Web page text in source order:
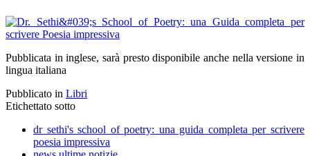
Pubblicata in inglese, sarà presto disponibile anche nella versione in
lingua italiana
Pubblicato in Libri
Etichettato sotto
dr sethi's school of poetry: una guida completa per scrivere
poesia impressiva